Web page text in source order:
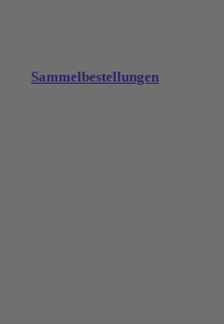
Sammelbestellungen